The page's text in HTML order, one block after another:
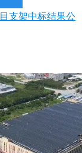
支架中标结果公